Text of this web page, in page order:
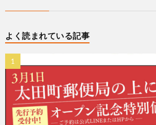
よく読まれている記事